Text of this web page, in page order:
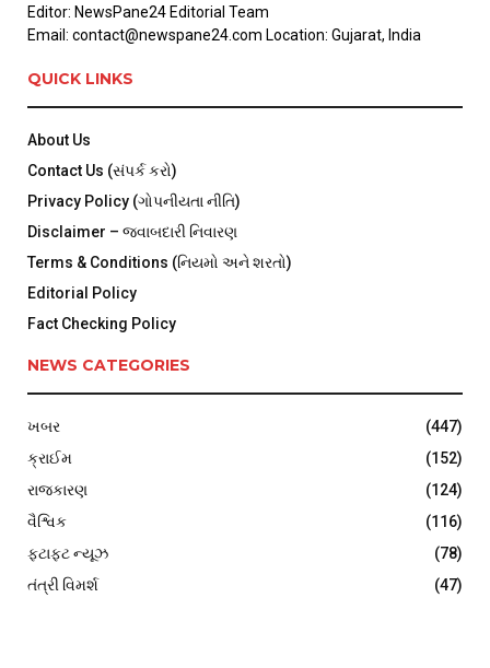
Editor: NewsPane24 Editorial Team
Email: contact@newspane24.com Location: Gujarat, India
QUICK LINKS
About Us
Contact Us (સંપર્ક કરો)
Privacy Policy (ગોપનીયતા નીતિ)
Disclaimer – જવાબદારી નિવારણ
Terms & Conditions (નિયમો અને શરતો)
Editorial Policy
Fact Checking Policy
NEWS CATEGORIES
ખબર
(447)
ક્રાઈમ
(152)
રાજકારણ
(124)
વૈશ્વિક
(116)
ફટાફટ ન્યૂઝ
(78)
તંત્રી વિમર્શ
(47)